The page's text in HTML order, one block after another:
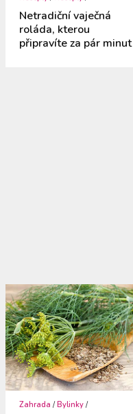
Netradiční vaječná
roláda, kterou
připravíte za pár minut
Zahrada / Bylinky /